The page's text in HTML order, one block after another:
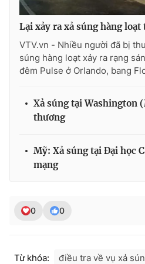
THỜI BÁO VTV
Theo dõi báo trên
Cơ quan chủ quản:Đài Truyền
Cơ quan báo chí:
Tổng Biên tập:
Phó Tổng Biên tập:
Tổng đài VTV: 024.38 355 931 -
Lại xảy ra xả súng hàng loạt
VTV.vn - Nhiều người đã bị
súng hàng loạt xảy ra rạng
đêm Pulse ở Orlando, bang
Xả súng tại Washington
thương
Mỹ: Xả súng tại Đại học
mạng
0 0
Từ khóa:
điều tra về vụ xả